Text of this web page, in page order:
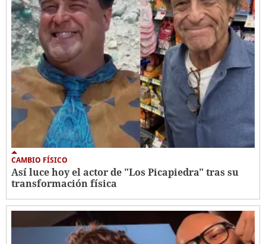
CAMBIO FÍSICO
Así luce hoy el actor de "Los Picapiedra" tras su
transformación física